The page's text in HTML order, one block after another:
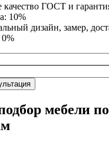
ГОСТ и
10%
дизайн, замер,
0%
мебели по